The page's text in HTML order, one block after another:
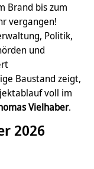
Brand bis zum
vergangen!
Politik,
und
Baustand zeigt,
voll im
Vielhaber.
2026